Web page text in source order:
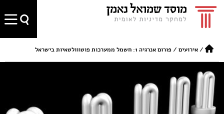
/אירועים / פורום אנרגיה 1: חשמל ממערכות פוטווולטאיות בישראל